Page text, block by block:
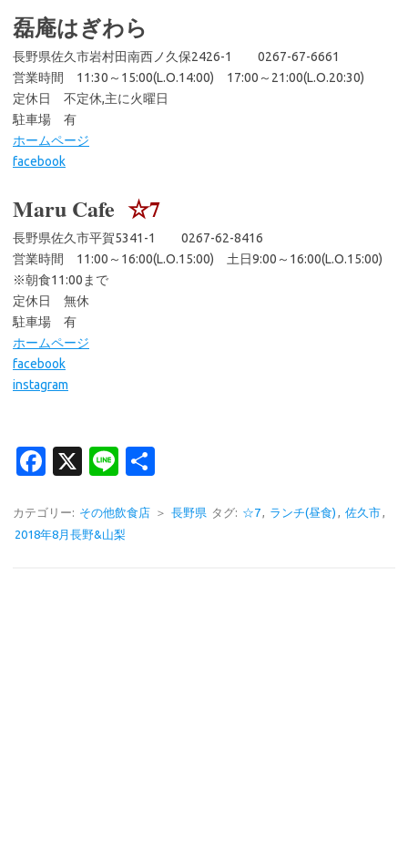
磊庵はぎわら
長野県佐久市岩村田南西ノ久保2426-1 0267-67-6661
営業時間 11:30～15:00(L.O.14:00) 17:00～21:00(L.O.20:30)
定休日 不定休,主に火曜日
駐車場 有
ホームページ
facebook
Maru Cafe ☆7
長野県佐久市平賀5341-1 0267-62-8416
営業時間 11:00～16:00(L.O.15:00) 土日9:00～16:00(L.O.15:00)
※朝食11:00まで
定休日 無休
駐車場 有
ホームページ
facebook
instagram
Fa
e
b
X
Li
e
カテゴリー: その他飲食店 ＞ 長野県 タグ: ☆7 ランチ(昼食) 佐久市
2018年8月長野&山梨